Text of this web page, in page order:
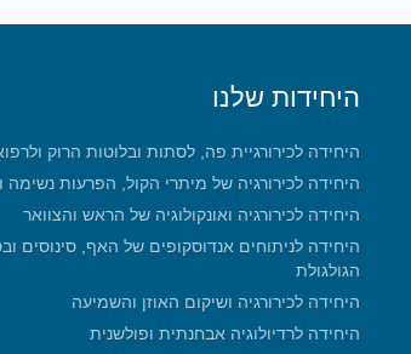
היחידות שלנו
היחידה לכירורגיית פה, לסתות ובלוטות הרוק
היחידה לכירורגיה של מיתרי הקול, הפרעות נשימה
היחידה לכירורגיה ואונקולוגיה של הראש והצוואר
היחידה לניתוחים אנדוסקופים של האף, סינוסים
הגולגולת
היחידה לכירורגיה ושיקום האוזן והשמיעה
היחידה לרדיולוגיה אבחנתית ופולשנית